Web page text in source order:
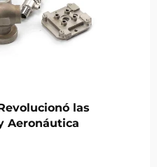
las
Aeronáutica